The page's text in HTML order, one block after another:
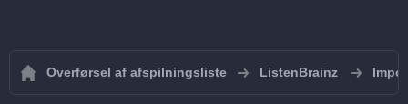
Overførsel af afspilningsliste ListenBrainz